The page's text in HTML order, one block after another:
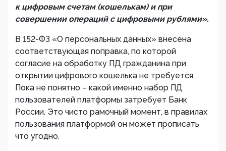
к цифровым счетам (кошелькам) и при
совершении операций с цифровыми рублями».
В 152-ФЗ «О персональных данных» внесена
соответствующая поправка, по которой
согласие на обработку ПД гражданина при
открытии цифрового кошелька не требуется.
Пока не понятно – какой именно набор ПД
пользователей платформы затребует Банк
России. Это чисто рамочный момент, в правилах
пользования платформой он может прописать
что угодно.